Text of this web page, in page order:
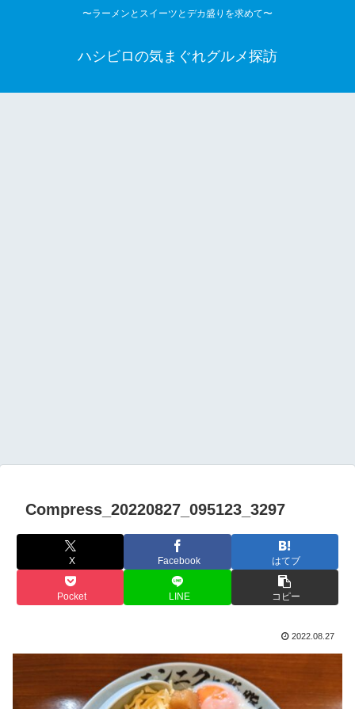
〜ラーメンとスイーツとデカ盛りを求めて〜
ハシビロの気まぐれグルメ探訪
Compress_20220827_095123_3297
X Facebook はてブ
Pocket LINE コピー
2022.08.27